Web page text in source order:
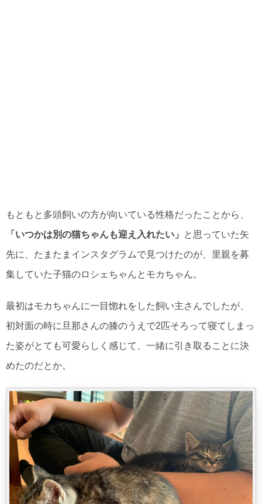
もともと多頭飼いの方が向いている性格だったことから、
「いつかは別の猫ちゃんも迎え入れたい」
と思っていた矢
先に、たまたまインスタグラムで見つけたのが、里親を募
集していた子猫のロシェちゃんとモカちゃん。
最初はモカちゃんに一目惚れをした飼い主さんでしたが、
初対面の時に旦那さんの膝のうえで2匹そろって寝てしまっ
た姿がとても可愛らしく感じて、一緒に引き取ることに決
めたのだとか。